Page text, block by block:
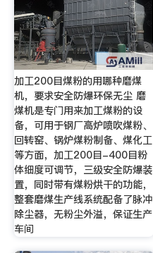
加工200目煤粉的用哪种磨煤
机，要求安全防爆环保无尘 磨
煤机是专门用来加工煤粉的设
备，可用于钢厂高炉喷吹煤粉、
回转窑、锅炉煤粉制备、煤化工
等方面，加工200目-400目粉
体细度可调节，三级安全防爆装
置，同时带有煤粉烘干的功能，
整套磨煤生产线系统配备了脉冲
除尘器，无粉尘外溢，保证生产
车间